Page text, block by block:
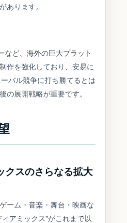
あります。
など、海外の巨大プラット
作を強化しており、安易に
バル競争に打ち勝てるとは
の展開戦略が重要です。
クスのさらなる拡大
ーム・音楽・舞台・映画な
アミックス”がこれまで以